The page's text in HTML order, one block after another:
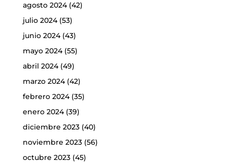
agosto 2024(42)
julio 2024(53)
junio 2024(43)
mayo 2024(55)
abril 2024(49)
marzo 2024(42)
febrero 2024(35)
enero 2024(39)
diciembre 2023(40)
noviembre 2023(56)
octubre 2023(45)